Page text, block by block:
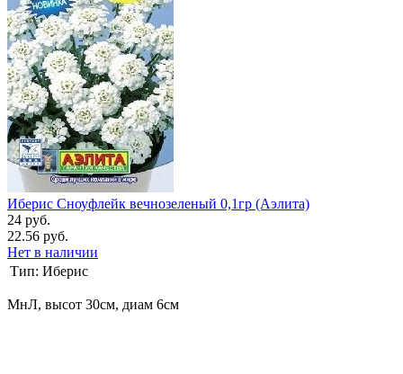
Иберис Сноуфлейк вечнозеленый 0,1гр (Аэлита)
24 руб.
22.56 руб.
Нет в наличии
Тип: Иберис
МнЛ, высот 30см, диам 6см